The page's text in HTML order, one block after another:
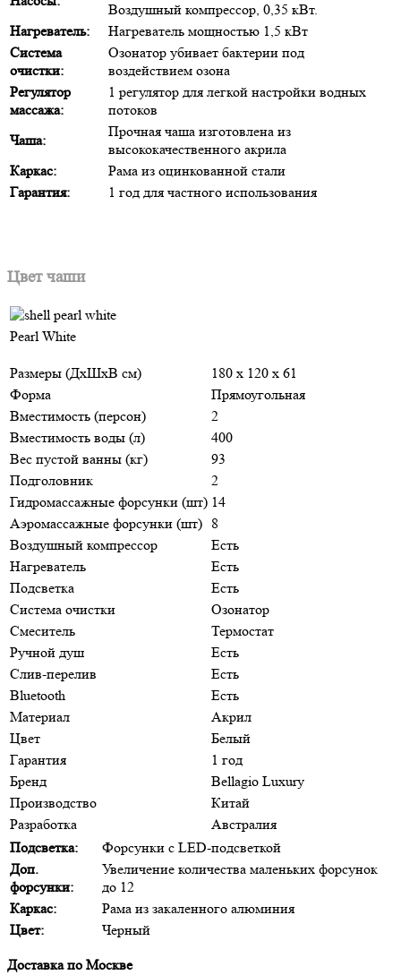
Воздушный компрессор, 0,35 кВт.
Нагреватель:
Нагреватель мощностью 1,5 кВт
Система
очистки:
Озонатор убивает бактерии под
воздействием озона
Регулятор
массажа:
1 регулятор для легкой настройки водных
потоков
Чаша:
Прочная чаша изготовлена из
высококачественного акрила
Каркас:
Рама из оцинкованной стали
Гарантия:
1 год для частного использования
Цвет чаши
Pearl White
Размеры (ДхШхВ см)
180 x 120 x 61
Форма
Прямоугольная
Вместимость (персон)
2
Вместимость воды (л)
400
Вес пустой ванны (кг)
93
Подголовник
2
Гидромассажные форсунки (шт) 14
Аэромассажные форсунки (шт) 8
Воздушный компрессор
Есть
Нагреватель
Есть
Подсветка
Есть
Система очистки
Озонатор
Смеситель
Термостат
Ручной душ
Есть
Слив-перелив
Есть
Bluetooth
Есть
Материал
Акрил
Цвет
Белый
Гарантия
1 год
Бренд
Bellagio Luxury
Производство
Китай
Разработка
Австралия
Подсветка:
Форсунки с LED-подсветкой
Доп.
форсунки:
Увеличение количества маленьких форсунок
до 12
Каркас:
Рама из закаленного алюминия
Цвет:
Черный
Доставка по Москве